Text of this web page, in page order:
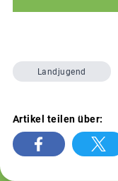
Landjugend
Artikel teilen über: